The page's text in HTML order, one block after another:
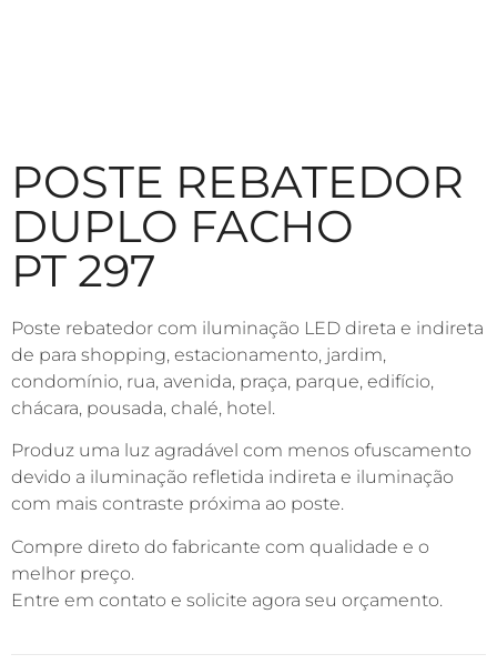
POSTE REBATEDOR
DUPLO FACHO
PT 297
Poste rebatedor com iluminação LED direta e indireta
de para shopping, estacionamento, jardim,
condomínio, rua, avenida, praça, parque, edifício,
chácara, pousada, chalé, hotel.
Produz uma luz agradável com menos ofuscamento
devido a iluminação refletida indireta e iluminação
com mais contraste próxima ao poste.
Compre direto do fabricante com qualidade e o
melhor preço.
Entre em contato e solicite agora seu orçamento.